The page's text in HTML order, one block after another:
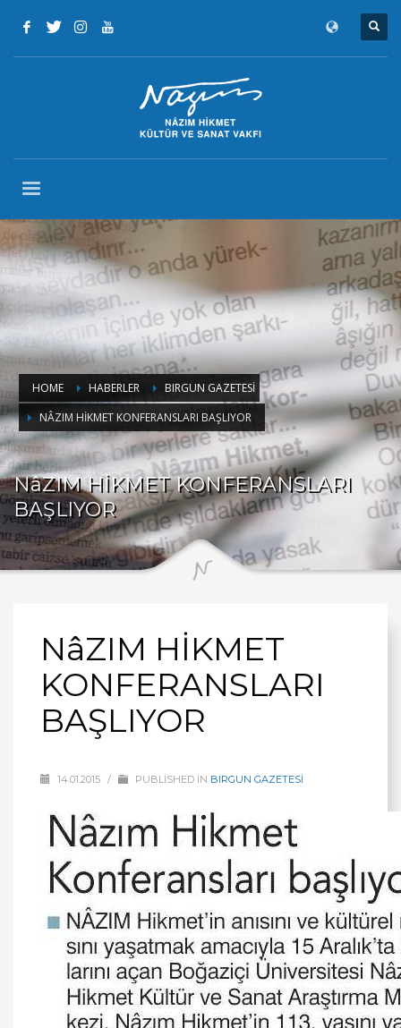
HOME HABERLER
BIRGUN GAZETESİ
NÂZIM HİKMET KONFERANSLARI BAŞLIYOR
NâZIM HİKMET KONFERANSLARI
BAŞLIYOR
NâZIM HİKMET
KONFERANSLARI
BAŞLIYOR
14.01.2015 / PUBLISHED IN BIRGUN GAZETESİ